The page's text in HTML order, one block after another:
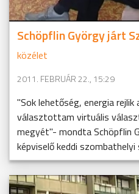
Schöpflin György járt
közélet
2011. FEBRUÁR 22., 15:29
"Sok lehetőség, energia rejlik
választottam virtuális
megyét"- mondta Schöpflin
képviselő keddi